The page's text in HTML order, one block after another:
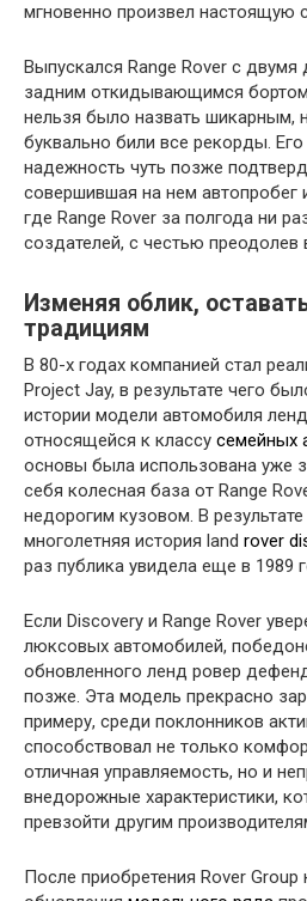
мгновенно произвел настоящую
Выпускался Range Rover с
задним откидывающимся
нельзя было назвать шикарным,
буквально били все рекорды.
надежность чуть позже
совершившая на нем автопробег
где Range Rover за полгода ни
создателей, с честью преодолев
Изменяя облик,
традициям
В 80-х годах компанией стал
Project Jay, в результате чего
истории модели автомобиля
относящейся к классу семейных
основы была использована уже
себя колесная база от Range
недорогим кузовом. В
многолетняя история land rover
раз публика увидела еще в 1989
Если Discovery и Range Rover
люксовых автомобилей,
обновленного ленд ровер
позже. Эта модель прекрасно
примеру, среди поклонников
способствовал не только
отличная управляемость, но и
внедорожные характеристики,
превзойти другим
После приобретения Rover Group